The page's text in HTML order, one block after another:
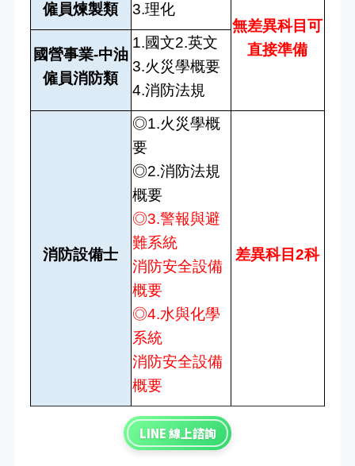
僱員煉製類
3.理化
無差異科目可
直接準備
國營事業-中油
僱員消防類
1.國文2.英文
3.火災學概要
4.消防法規
消防設備士
◎1.火災學概
要
◎2.消防法規
概要
◎3.警報與避
難系統
消防安全設備
概要
◎4.水與化學
系統
消防安全設備
概要
差異科目2科
LINE 線上諮詢